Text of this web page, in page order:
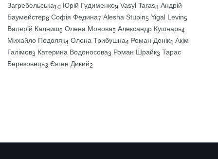
Загребельська10 Юрій Гудименко9 Vasyl Taras8 Андрій
Баумейстер8 Софія Федина7 Alesha Stupin5 Yigal Levin5
Валерій Калниш5 Олена Монова5 Александр Кушнарь4
Михайло Подоляк4 Олена Трибушна4 Роман Донік4 Акім
Галімов3 Катерина Водоносова3 Роман Шрайк3 Тарас
Березовець3 Євген Дикий2